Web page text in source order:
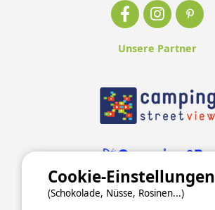
Unsere Partner
Cookie-Einstellungen
(Schokolade, Nüsse, Rosinen...)